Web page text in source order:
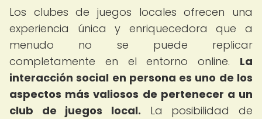
Los clubes de juegos locales ofrecen una
experiencia única y enriquecedora que a
menudo no se puede replicar
completamente en el entorno online. La
interacción social en persona es uno de los
aspectos más valiosos de pertenecer a un
club de juegos local. La posibilidad de